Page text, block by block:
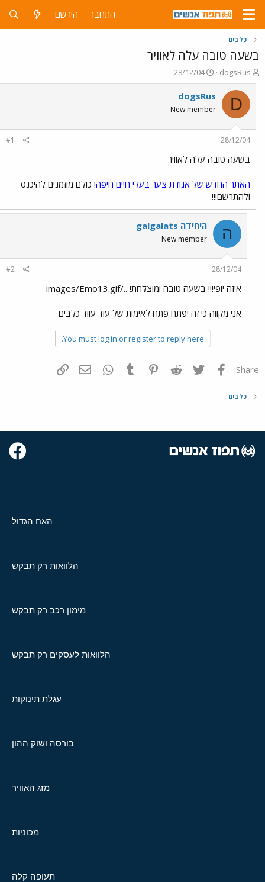
התחבר הירשם
כלבים
בשעה טובה עלה לאוויר
פ
ו
ת
ח
ה
ש
א
dogsRus
פ
ו
ר
ס
ם
ר
28/12/04
D
dogsRus
New member
28/12/04
#1
בשעה טובה עלה לאוויר
האתר החדש של אגודת צער בעלי חיים חיפה! כולם מוזמנים להיכנס
ולהתרשם!!!
ה היחידה galgalats
New member
28/12/04
#2
איזה יופי!!! בשעה טובה ומוצלחת! ../images/Emo13.gif
אני מקווה כי זה יפתח פתח לאימות של עוד עווד כלבים
You must log in or register to reply here.
Share: פייסבוק Twitter
Reddit
Pinterest
Tumblr
WhatsAppדואר אלקטרוני
כלבים
האח הגדול
הלוואות רק תבקש
מימון רכב רק תבקש
הלוואות לעסקים רק תבקש
עגלת תינוקות
בורסה ושוק ההון
מזג האוויר
מכוניות
תעופה קלה